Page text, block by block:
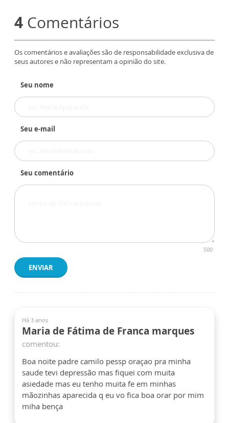
4 Comentários
Os comentários e avaliações são de responsabilidade exclusiva de
seus autores e não representam a opinião do site.
Seu nome
Seu e-mail
Seu comentário
500
ENVIAR
Há 3 anos
Maria de Fátima de Franca marques
comentou:
Boa noite padre camilo pessp oraçao pra minha
saude tevi depressão mas fiquei com muita
asiedade mas eu tenho muita fe em minhas
mãozinhas aparecida q eu vo fica boa orar por mim
miha bença